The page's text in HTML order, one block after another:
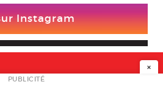
Instagram
×
PUBLICITÉ